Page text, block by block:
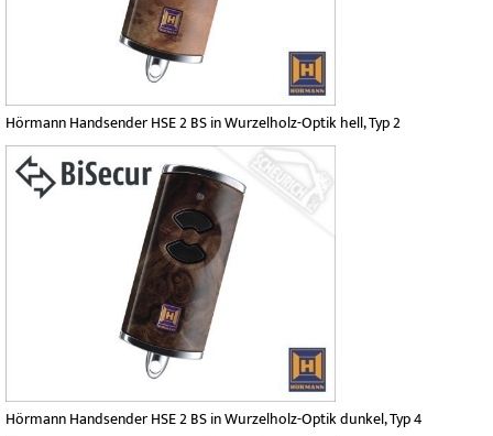
Hörmann Handsender HSE 2 BS in Wurzelholz-Optik hell, Typ 2
Hörmann Handsender HSE 2 BS in Wurzelholz-Optik dunkel, Typ 4